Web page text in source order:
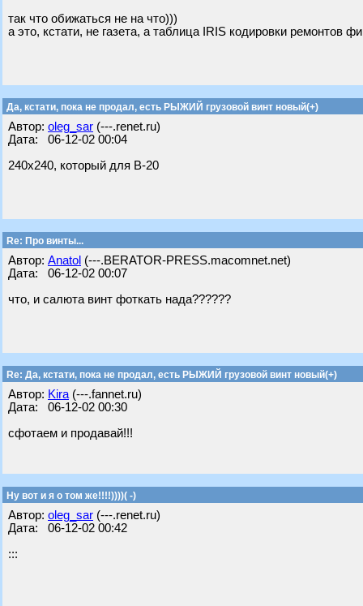
так что обижаться не на что)))
а это, кстати, не газета, а таблица IRIS кодировки ремонтов
Да, кстати, пока не продал, есть РЫЖИЙ грузовой винт новый(+)
Автор: oleg_sar (---.renet.ru)
Дата: 06-12-02 00:04
240х240, который для В-20
Re: Про винты...
Автор: Anatol (---.BERATOR-PRESS.macomnet.net)
Дата: 06-12-02 00:07
что, и салюта винт фоткать нада??????
Re: Да, кстати, пока не продал, есть РЫЖИЙ грузовой винт новый(+)
Автор: Kira (---.fannet.ru)
Дата: 06-12-02 00:30
сфотаем и продавай!!!
Ну вот и я о том же!!!!))))( -)
Автор: oleg_sar (---.renet.ru)
Дата: 06-12-02 00:42
:::